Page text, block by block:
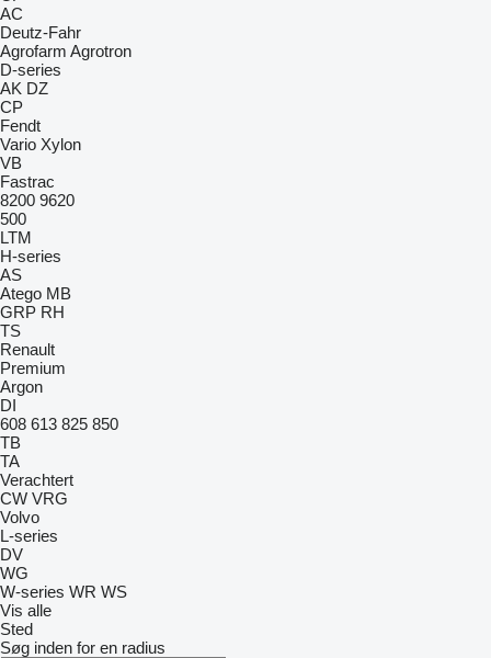
AC
Deutz-Fahr
Agrofarm Agrotron
D-series
AK DZ
CP
Fendt
Vario Xylon
VB
Fastrac
8200 9620
500
LTM
H-series
AS
Atego MB
GRP RH
TS
Renault
Premium
Argon
DI
608 613 825 850
TB
TA
Verachtert
CW VRG
Volvo
L-series
DV
WG
W-series WR WS
Vis alle
Sted
Søg inden for en radius